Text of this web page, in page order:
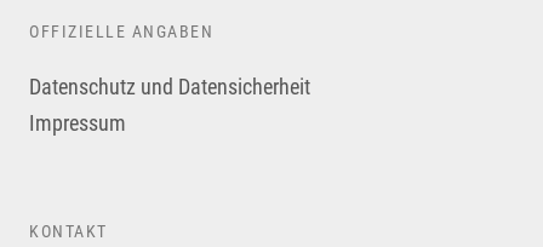
OFFIZIELLE ANGABEN
Datenschutz und Datensicherheit
Impressum
KONTAKT